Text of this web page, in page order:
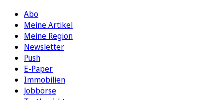
Abo
Meine Artikel
Meine Region
Newsletter
Push
E-Paper
Immobilien
Jobbörse